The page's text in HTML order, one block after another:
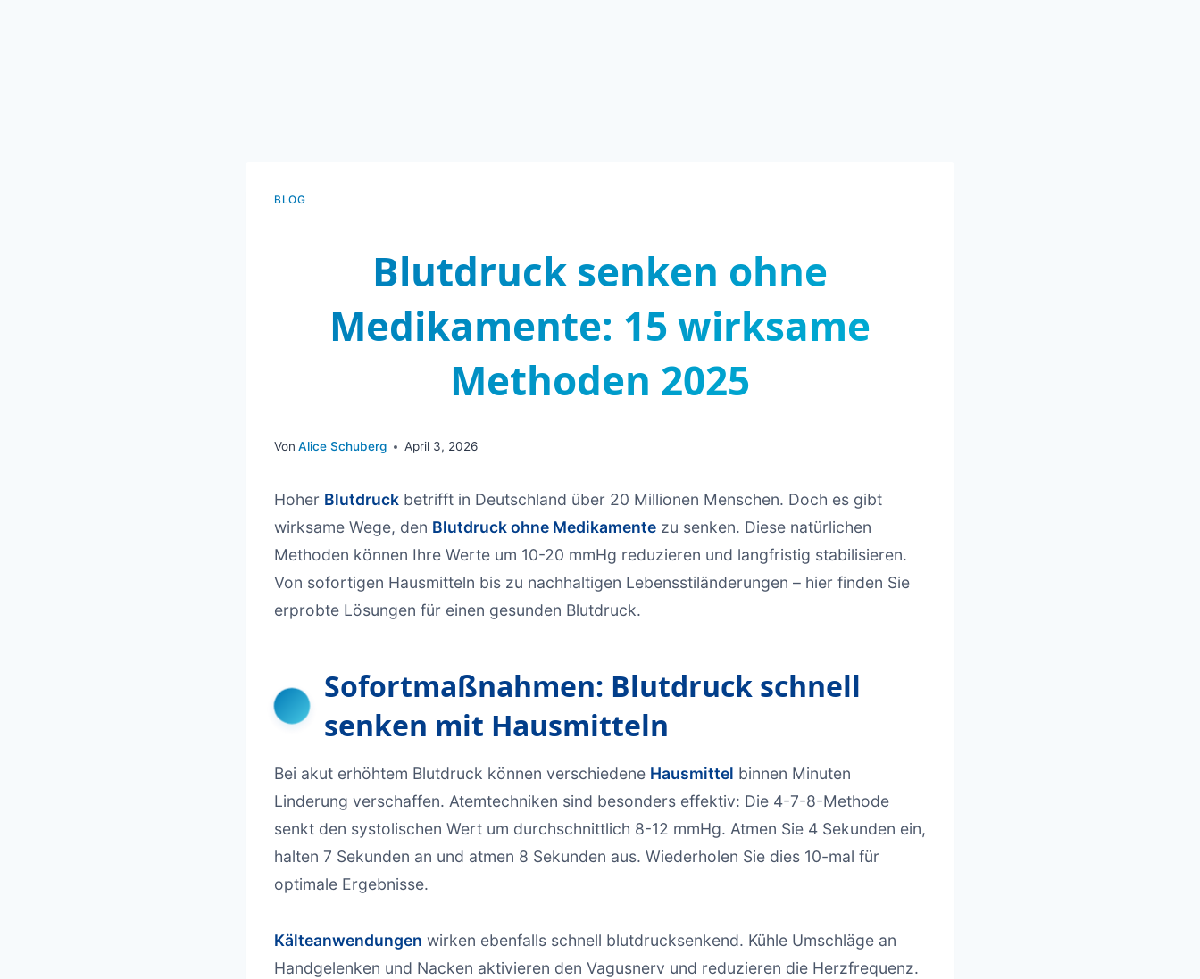
BLOG
Blutdruck senken ohne
Medikamente: 15 wirksame
Methoden 2025
Von Alice Schuberg April 3, 2026
Hoher Blutdruck betrifft in Deutschland über 20 Millionen Menschen. Doch es gibt
wirksame Wege, den Blutdruck ohne Medikamente zu senken. Diese natürlichen
Methoden können Ihre Werte um 10-20 mmHg reduzieren und langfristig stabilisieren.
Von sofortigen Hausmitteln bis zu nachhaltigen Lebensstiländerungen – hier finden Sie
erprobte Lösungen für einen gesunden Blutdruck.
Sofortmaßnahmen: Blutdruck schnell
senken mit Hausmitteln
Bei akut erhöhtem Blutdruck können verschiedene Hausmittel binnen Minuten
Linderung verschaffen. Atemtechniken sind besonders effektiv: Die 4-7-8-Methode
senkt den systolischen Wert um durchschnittlich 8-12 mmHg. Atmen Sie 4 Sekunden ein,
halten 7 Sekunden an und atmen 8 Sekunden aus. Wiederholen Sie dies 10-mal für
optimale Ergebnisse.
Kälteanwendungen wirken ebenfalls schnell blutdrucksenkend. Kühle Umschläge an
Handgelenken und Nacken aktivieren den Vagusnerv und reduzieren die Herzfrequenz.